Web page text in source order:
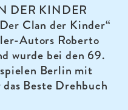
DER KINDER
Clan der Kinder“
Autors Roberto
wurde bei den 69.
Berlin mit
Beste Drehbuch